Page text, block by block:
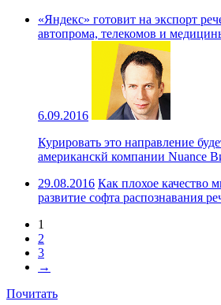
«Яндекс» готовит на экспорт
автопрома, телекомов и
6.09.2016
Курировать это направление
американскй компании Nuance
29.08.2016 Как плохое качество
развитие софта распознавания
1
2
3
→
Почитать